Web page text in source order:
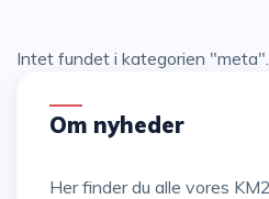
Intet fundet i kategorien "meta".
Om nyheder
Her finder du alle vores KM24-nyheder. Vi skriver